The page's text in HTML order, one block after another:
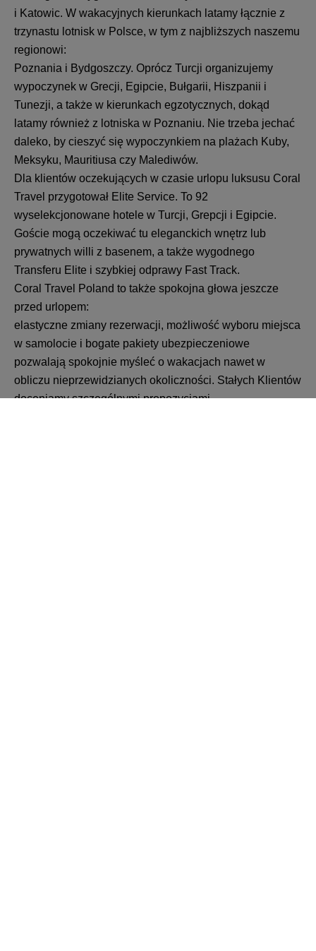
i Katowic. W wakacyjnych kierunkach latamy łącznie z
trzynastu lotnisk w Polsce, w tym z najbliższych naszemu
regionowi:
Poznania i Bydgoszczy. Oprócz Turcji organizujemy
wypoczynek w Grecji, Egipcie, Bułgarii, Hiszpanii i
Tunezji, a także w kierunkach egzotycznych, dokąd
latamy również z lotniska w Poznaniu. Nie trzeba jechać
daleko, by cieszyć się wypoczynkiem na plażach Kuby,
Meksyku, Mauritiusa czy Malediwów.
Dla klientów oczekujących w czasie urlopu luksusu Coral
Travel przygotował Elite Service. To 92
wyselekcjonowane hotele w Turcji, Grepcji i Egipcie.
Goście mogą oczekiwać tu eleganckich wnętrz lub
prywatnych willi z basenem, a także wygodnego
Transferu Elite i szybkiej odprawy Fast Track.
Coral Travel Poland to także spokojna głowa jeszcze
przed urlopem:
elastyczne zmiany rezerwacji, możliwość wyboru miejsca
w samolocie i bogate pakiety ubezpieczeniowe
pozwalają spokojnie myśleć o wakacjach nawet w
obliczu nieprzewidzianych okoliczności. Stałych Klientów
doceniamy szczególnymi propozycjami.